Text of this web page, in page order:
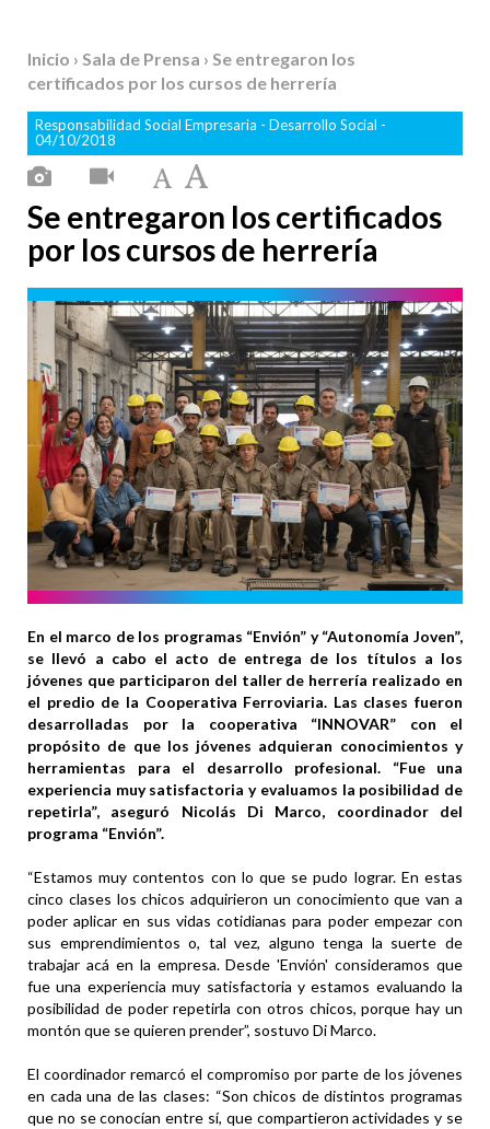
Inicio › Sala de Prensa › Se entregaron los
certificados por los cursos de herrería
Responsabilidad Social Empresaria - Desarrollo Social -
04/10/2018
Se entregaron los certificados
por los cursos de herrería
En el marco de los programas “Envión” y “Autonomía Joven”,
se llevó a cabo el acto de entrega de los títulos a los
jóvenes que participaron del taller de herrería realizado en
el predio de la Cooperativa Ferroviaria. Las clases fueron
desarrolladas por la cooperativa “INNOVAR” con el
propósito de que los jóvenes adquieran conocimientos y
herramientas para el desarrollo profesional. “Fue una
experiencia muy satisfactoria y evaluamos la posibilidad de
repetirla”, aseguró Nicolás Di Marco, coordinador del
programa “Envión”.
“Estamos muy contentos con lo que se pudo lograr. En estas
cinco clases los chicos adquirieron un conocimiento que van a
poder aplicar en sus vidas cotidianas para poder empezar con
sus emprendimientos o, tal vez, alguno tenga la suerte de
trabajar acá en la empresa. Desde 'Envión' consideramos que
fue una experiencia muy satisfactoria y estamos evaluando la
posibilidad de poder repetirla con otros chicos, porque hay un
montón que se quieren prender”, sostuvo Di Marco.
El coordinador remarcó el compromiso por parte de los jóvenes
en cada una de las clases: “Son chicos de distintos programas
que no se conocían entre sí, que compartieron actividades y se